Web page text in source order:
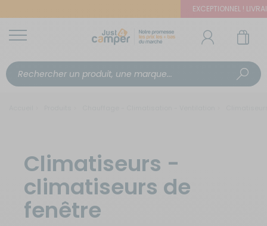
EXCEPTIONNEL !
Climatiseurs -
climatiseurs de
fenêtre